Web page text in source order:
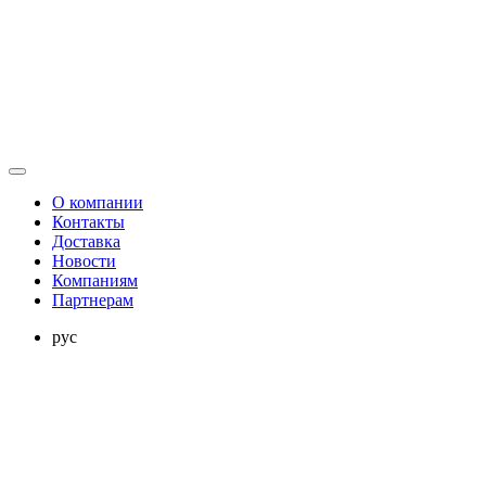
О компании
Контакты
Доставка
Новости
Компаниям
Партнерам
рус